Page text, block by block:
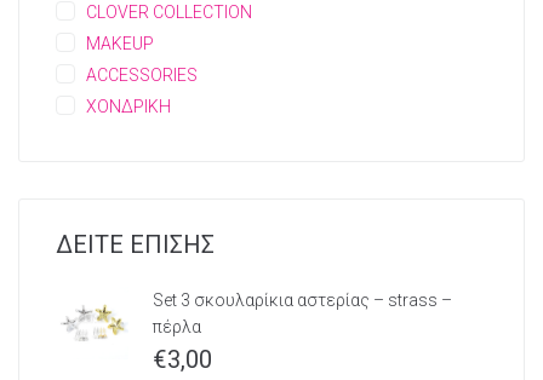
CLOVER COLLECTION
MAKEUP
ACCESSORIES
ΧΟΝΔΡΙΚΗ
ΔΕΙΤΕ ΕΠΙΣΗΣ
Set 3 σκουλαρίκια αστερίας – strass –
πέρλα
€3,00